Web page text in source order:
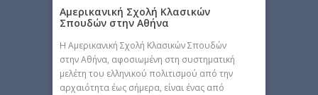
Αμερικανική Σχολή Κλασικών
Σπουδών στην Αθήνα
H Αμερικανική Σχολή Κλασικών Σπουδών
στην Αθήνα, αφοσιωμένη στη συστηματική
μελέτη του ελληνικού πολιτισμού από την
αρχαιότητα έως σήμερα, είναι ένας από